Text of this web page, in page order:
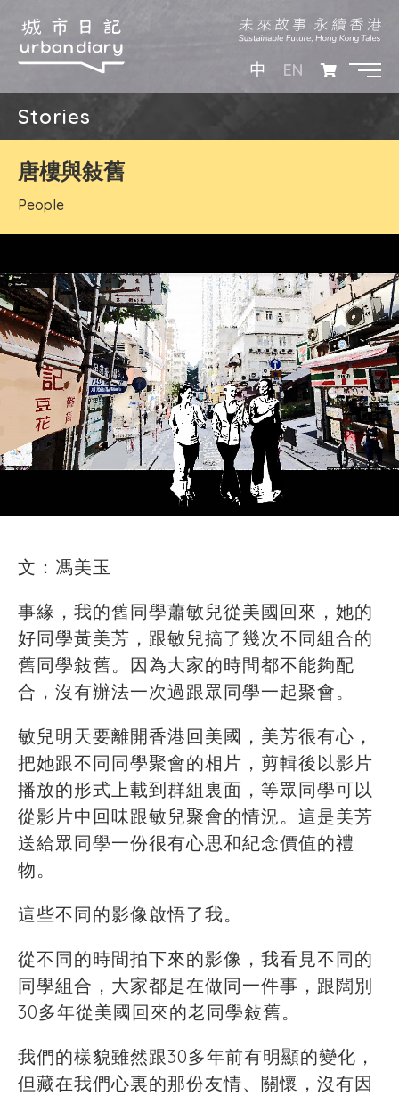
中 EN
Stories
唐樓與敍舊
People
文：馮美玉
事緣，我的舊同學蕭敏兒從美國回來，她的
好同學黃美芳，跟敏兒搞了幾次不同組合的
舊同學敍舊。因為大家的時間都不能夠配
合，沒有辦法一次過跟眾同學一起聚會。
敏兒明天要離開香港回美國，美芳很有心，
把她跟不同同學聚會的相片，剪輯後以影片
播放的形式上載到群組裏面，等眾同學可以
從影片中回味跟敏兒聚會的情況。這是美芳
送給眾同學一份很有心思和紀念價值的禮
物。
這些不同的影像啟悟了我。
從不同的時間拍下來的影像，我看見不同的
同學組合，大家都是在做同一件事，跟闊別
30多年從美國回來的老同學敍舊。
我們的樣貌雖然跟30多年前有明顯的變化，
但藏在我們心裏的那份友情、關懷，沒有因